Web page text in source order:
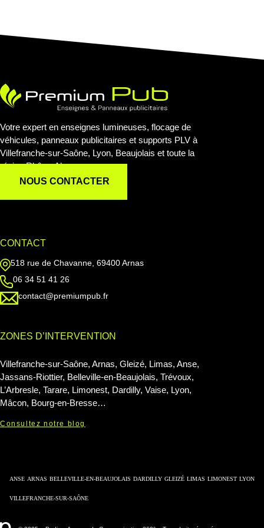
Votre expert en enseignes lumineuses, flocage de
véhicules, panneaux publicitaires et supports PLV à
Villefranche-sur-Saône, Lyon, Beaujolais et toute la
région Rhône-Alpes.
NOUS CONTACTER
CONTACT
518 rue de Chavanne, 69400 Arnas
06 34 51 41 26
contact@premiumpub.fr
ZONES D’INTERVENTION
Villefranche-sur-Saône, Arnas, Gleizé, Limas, Anse,
Jassans-Riottier, Belleville-en-Beaujolais, Trévoux,
L’Arbresle, Tarare, Limonest, Dardilly, Vaise, Lyon,
Mâcon, Bourg-en-Bresse…
Consultez notre blog
ANSE ARNAS BELLEVILLE-EN-BEAUJOLAIS DARDILLY GLEIZÉ LIMAS LIMONEST LYON
VILLEFRANCHE-SUR-SAÔNE